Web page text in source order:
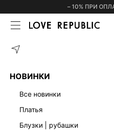
– 10% ПРИ
НОВИНКИ
все новинки
платья
блузки | рубашки
ГЛАВНАЯ